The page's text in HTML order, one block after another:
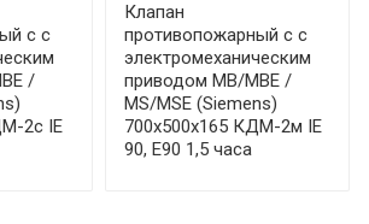
с с
/
2с IE
Клапан
противопожарный с с
электромеханическим
приводом МВ/МВЕ /
MS/MSE (Siemens)
700x500x165 КДМ-2м IE
90, E90 1,5 часа